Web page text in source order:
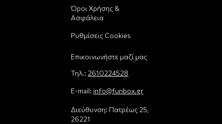
Όροι Χρήσης &
Ασφάλεια
Ρυθμίσεις Cookies
Επικοινωνήστε μαζί μας
Τηλ.: 2610224528
E-mail: info@funbox.gr
Διεύθυνση: Πατρέως 25,
26221